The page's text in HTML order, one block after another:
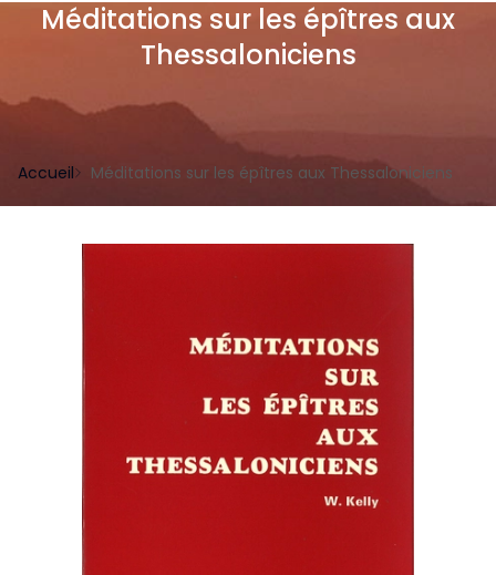
Méditations sur les épîtres aux
Thessaloniciens
Accueil Méditations sur les épîtres aux Thessaloniciens